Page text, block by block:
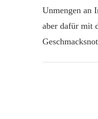
Unmengen an
aber dafür mit